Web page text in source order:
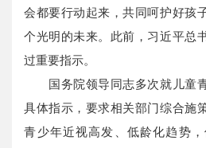
会都要行动起来，共同呵护好孩
个光明的未来。此前，习近平总
过重要指示。
国务院领导同志多次就儿童青
具体指示，要求相关部门综合施
青少年近视高发、低龄化趋势